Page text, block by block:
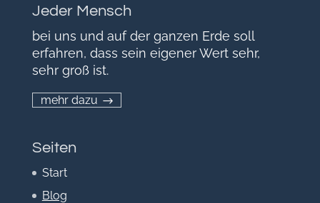
Jeder Mensch
bei uns und auf der ganzen Erde soll
erfahren, dass sein eigener Wert sehr,
sehr groß ist.
mehr dazu
Seiten
Start
Blog